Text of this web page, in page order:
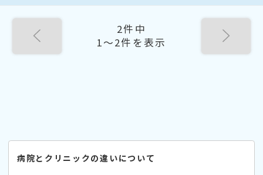
2件中
1〜2件を表示
病院とクリニックの違いについて